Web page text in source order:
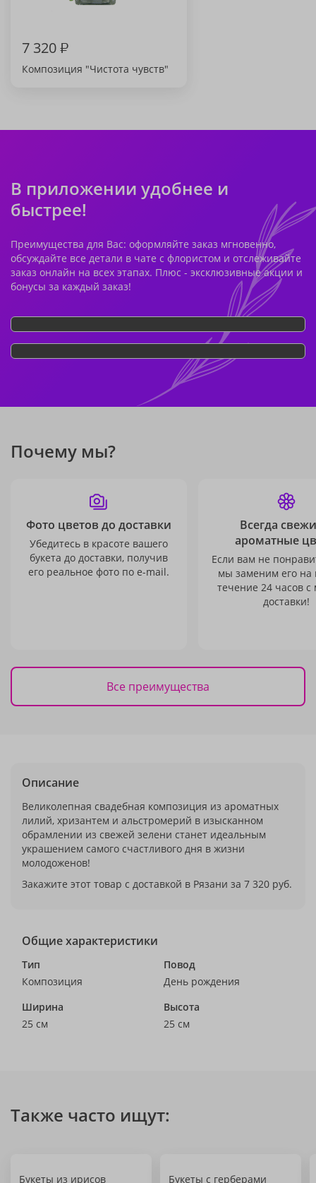
7 320₽
Композиция "Чистота чувств"
В приложении удобнее и
быстрее!
Преимущества для Вас: оформляйте заказ мгновенно,
обсуждайте все детали в чате с флористом и отслеживайте
заказ онлайн на всех этапах. Плюс - эксклюзивные акции и
бонусы за каждый заказ!
Почему мы?
Фото цветов до доставки
Убедитесь в красоте вашего
букета до доставки, получив
его реальное фото по e-mail.
Всегда
ароматные
Если вам не
мы заменим его на
течение 24 часов с
доставки!
Все преимущества
Описание
Великолепная свадебная композиция из ароматных
лилий, хризантем и альстромерий в изысканном
обрамлении из свежей зелени станет идеальным
украшением самого счастливого дня в жизни
молодоженов!
Закажите этот товар с доставкой в Рязани за 7 320 руб.
Общие характеристики
Тип
Композиция
Повод
День рождения
Ширина
25 см
Высота
25 см
Также часто ищут:
Букеты из ирисов Букеты с герберами